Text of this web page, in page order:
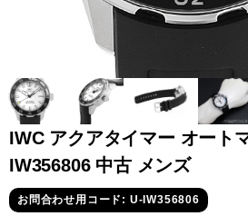
グランド
セイコー
オメガ
IWC アクアタイマー オート
IW356806 中古 メンズ
お問合わせ用コード: U-IW356806